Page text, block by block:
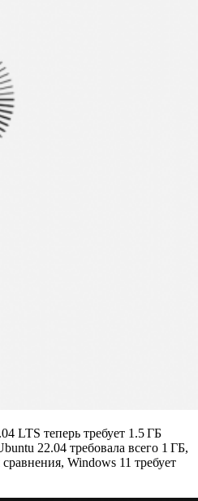
LTS теперь требует 1.5 ГБ
22.04 требовала всего 1 ГБ,
Windows 11 требует